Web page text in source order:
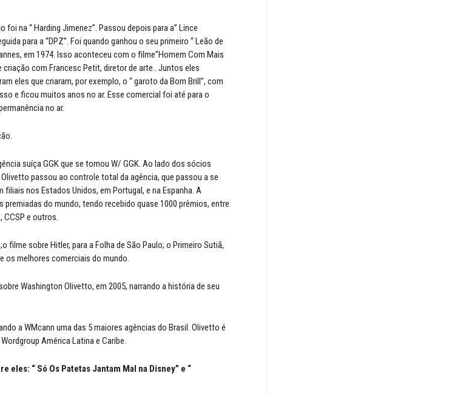
na “ Harding Jimenez”. Passou depois para a” Lince
para a “DPZ”. Foi quando ganhou o seu primeiro “ Leão de
em 1974. Isso aconteceu com o filme”Homem Com Mais
criação com Francesc Petit, diretor de arte.. Juntos eles
eles que criaram, por exemplo, o “ garoto da Bom Brill”, com
e ficou muitos anos no ar. Esse comercial foi até para o
no ar.
suíça GGK que se tornou W/ GGK. Ao lado dos sócios
passou ao controle total da agência, que passou a se
filiais nos Estados Unidos, em Portugal, e na Espanha. A
do mundo, tendo recebido quase 1000 prêmios, entre
CCSP e outros.
filme sobre Hitler, para a Folha de São Paulo; o Primeiro Sutiã,
os melhores comerciais do mundo.
Washington Olivetto, em 2005, narrando a história de seu
a WMcann uma das 5 maiores agências do Brasil. Olivetto é
América Latina e Caribe.
“ Só Os Patetas Jantam Mal na Disney” e “